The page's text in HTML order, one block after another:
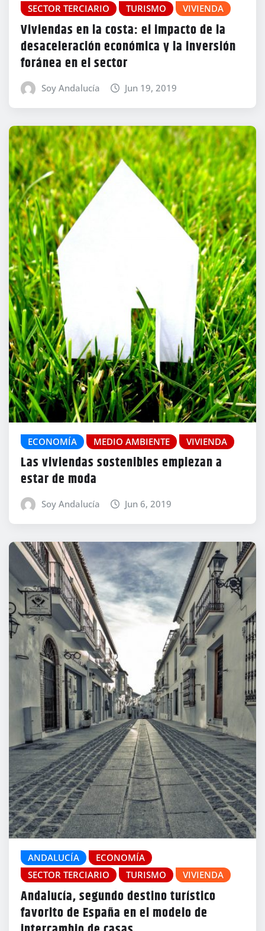
SECTOR TERCIARIO
TURISMO VIVIENDA
Viviendas en la costa: el impacto de la
desaceleración económica y la inversión
foránea en el sector
Soy Andalucía Jun 19, 2019
ECONOMÍA MEDIO AMBIENTE VIVIENDA
Las viviendas sostenibles empiezan a
estar de moda
Soy Andalucía Jun 6, 2019
ANDALUCÍA
ECONOMÍA
SECTOR TERCIARIO
TURISMO VIVIENDA
Andalucía, segundo destino turístico
favorito de España en el modelo de